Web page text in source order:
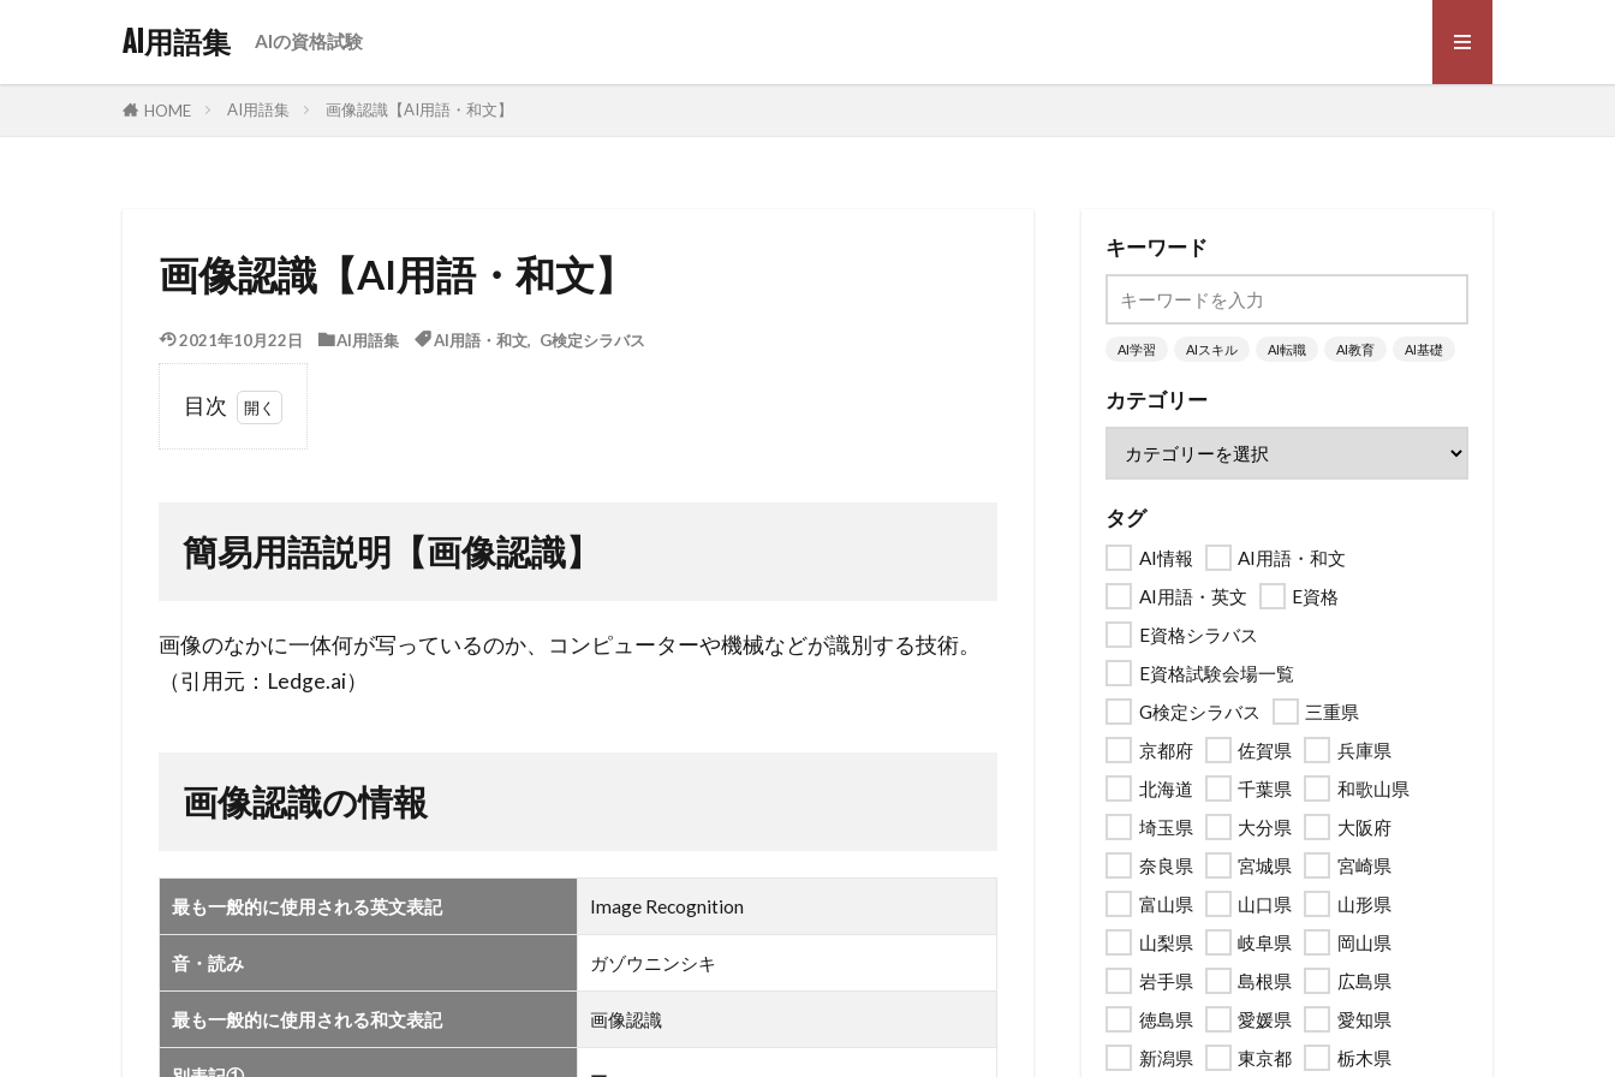
AI用語集 AIの資格試験
HOME AI用語集 画像認識【AI用語・和文】
画像認識【AI用語・和文】
2021年10月22日 AI用語集 AI用語・和文, G検定シラバス
目次
1
説明
【画
識】
2
識
情
報
簡易用語説明【画像認識】
画像のなかに一体何が写っているのか、コンピューターや機械などが識別する技術。
（引用元：Ledge.ai）
画像認識の情報
最も一般的に使用される英文表記 Image Recognition
音・読み ガゾウニンシキ
最も一般的に使用される和文表記 画像認識
キーワード
AI学習 AIスキル AI転職 AI教育 AI基礎
カテゴリー
タグ
AI情報
AI用語・和文
AI用語・英文
E資格
E資格シラバス
E資格試験会場一覧
G検定シラバス
三重県
京都府
佐賀県
兵庫県
北海道
千葉県
和歌山県
埼玉県
大分県
大阪府
奈良県
宮城県
宮崎県
富山県
山口県
山形県
山梨県
岐阜県
岡山県
岩手県
島根県
広島県
徳島県
愛媛県
愛知県
新潟県
東京都
栃木県